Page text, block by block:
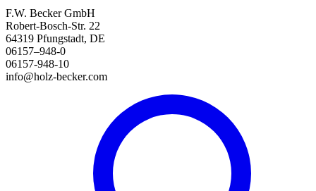
F.W. Becker GmbH
Robert-Bosch-Str. 22
64319 Pfungstadt, DE
06157–948-0
06157-948-10
info@holz-becker.com